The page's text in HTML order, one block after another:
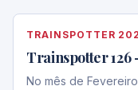
TRAINSPOTTER
Trainspotter 126
No mês de